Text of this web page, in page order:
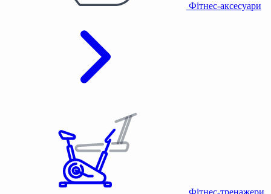
Фітнес-аксесуари
Фітнес-тренажери